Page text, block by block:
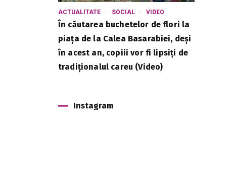
ACTUALITATE SOCIAL VIDEO
În căutarea buchetelor de flori la
piața de la Calea Basarabiei, deși
în acest an, copiii vor fi lipsiți de
tradiționalul careu (Video)
Instagram